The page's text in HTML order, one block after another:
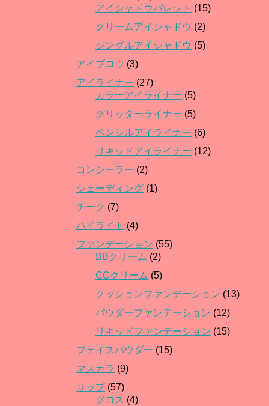
アイシャドウパレット (15)
クリームアイシャドウ (2)
シングルアイシャドウ (5)
アイブロウ (3)
アイライナー (27)
カラーアイライナー (5)
グリッターライナー (5)
ペンシルアイライナー (6)
リキッドアイライナー (12)
コンシーラー (2)
シェーディング (1)
チーク (7)
ハイライト (4)
ファンデーション (55)
BBクリーム (2)
CCクリーム (5)
クッションファンデーション (13)
パウダーファンデーション (12)
リキッドファンデーション (15)
フェイスパウダー (15)
マスカラ (9)
リップ(57)
グロス (4)